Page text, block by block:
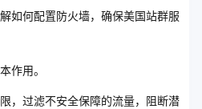
如何配置防火墙，确保美国站群服
作用。
，过滤不安全保障的流量，阻断潜